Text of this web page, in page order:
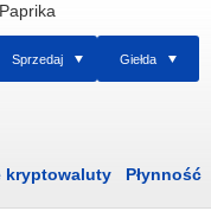
Sprzedaj Giełda
kryptowaluty Płynność